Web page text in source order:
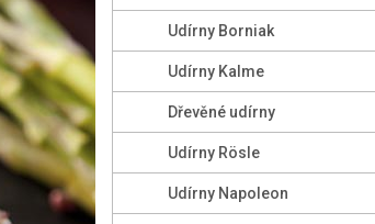
Udírny Borniak
Udírny Kalme
Dřevěné udírny
Udírny Rösle
Udírny Napoleon